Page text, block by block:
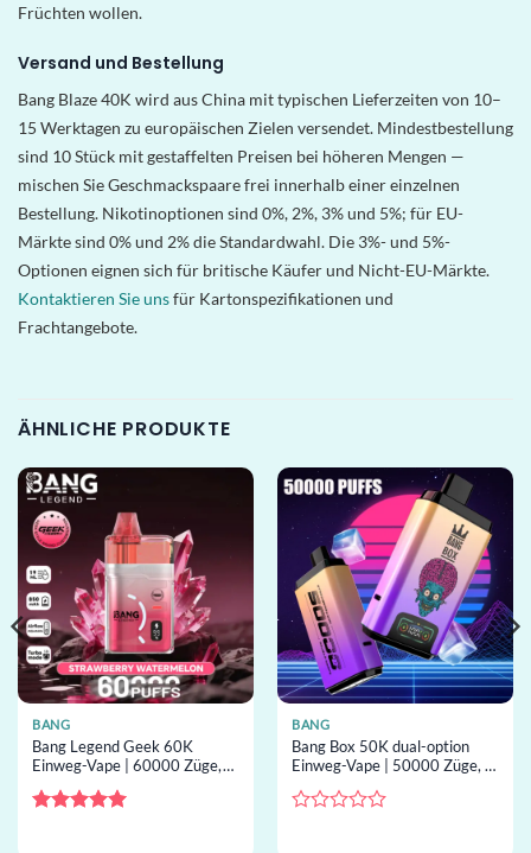
Früchten wollen.
Versand und Bestellung
Bang Blaze 40K wird aus China mit typischen Lieferzeiten von 10–
15 Werktagen zu europäischen Zielen versendet. Mindestbestellung
sind 10 Stück mit gestaffelten Preisen bei höheren Mengen —
mischen Sie Geschmackspaare frei innerhalb einer einzelnen
Bestellung. Nikotinoptionen sind 0%, 2%, 3% und 5%; für EU-
Märkte sind 0% und 2% die Standardwahl. Die 3%- und 5%-
Optionen eignen sich für britische Käufer und Nicht-EU-Märkte.
Kontaktieren Sie unsfür Kartonspezifikationen und
Frachtangebote.
ÄHNLICHE PRODUKTE
BANG
Bang Legend Geek 60K
Einweg-Vape | 60000 Züge,
Einweg-Vape im Großhandel
BANG
Bang Box 50K dual-option
Einweg-Vape | 50000 Züge, 2
45mL, Einweg-Vape im